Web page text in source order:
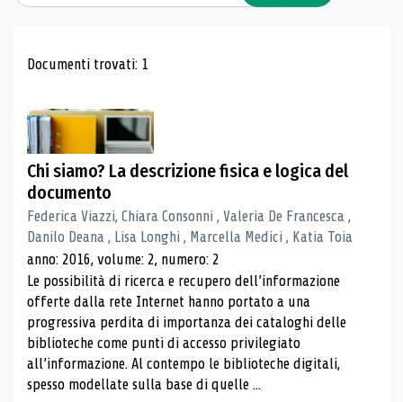
Risultati di ricerca
Documenti trovati: 1
Chi siamo? La descrizione fisica e logica del
documento
Federica Viazzi, Chiara Consonni , Valeria De Francesca ,
Danilo Deana , Lisa Longhi , Marcella Medici , Katia Toia
anno: 2016, volume: 2, numero: 2
Le possibilità di ricerca e recupero dell’informazione
offerte dalla rete Internet hanno portato a una
progressiva perdita di importanza dei cataloghi delle
biblioteche come punti di accesso privilegiato
all’informazione. Al contempo le biblioteche digitali,
spesso modellate sulla base di quelle ...